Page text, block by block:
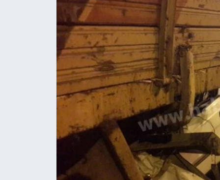
Son Dakika Haberleri
Haber Arşivi